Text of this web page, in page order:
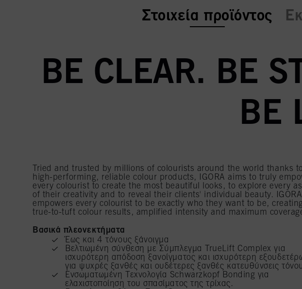
current tab:
Στοιχεία προϊόντος
BE CLEAR. BE
BE
Tried and trusted by millions of colourists around the world thanks to
high-performing, reliable colour products, IGORA aims to truly
every colourist to create the most beautiful looks, to explore every
of their creativity and to reveal their clients' individual beauty. IGORA
empowers every colourist to be exactly who they want to be,
true-to-tuft colour results, amplified intensity and maximum
Βασικά πλεονεκτήματα
Έως και 4 τόνους ξάνοιγμα
Βελτιωμένη σύνθεση με Σύμπλεγμα TrueLift Complex για
ισχυρότερη απόδοση ξανοίγματος και ισχυρότερη
για ψυχρές ξανθές και ουδέτερες ξανθές κατευθύνσεις τόνου
Ενσωματωμένη Τεχνολογία Schwarzkopf Bonding για
ελαχιστοποίηση του σπασίματος της τρίχας.